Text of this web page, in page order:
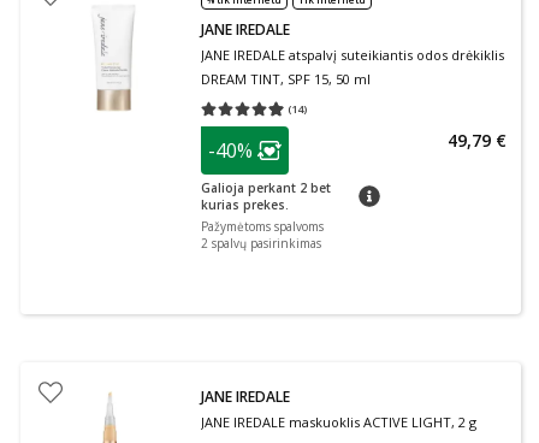
JANE IREDALE
JANE IREDALE atspalvį suteikiantis odos drėkiklis
DREAM TINT, SPF 15, 50 ml
(14)
Vidutinis įvertinimas 4.93
patarimas
Lojalumo klubo narių nuolaida
-40%
Galioja perkant 2 bet
kurias prekes.
patarimas
49,79 €
Pažymėtoms spalvoms
2 spalvų pasirinkimas
JANE IREDALE
JANE IREDALE maskuoklis ACTIVE LIGHT, 2 g